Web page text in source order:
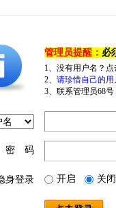
管理员提醒： 必
1、没有用户名？
2、 请珍惜自己的用
3、联系管理员68号
密 码
身登录 开启 关闭